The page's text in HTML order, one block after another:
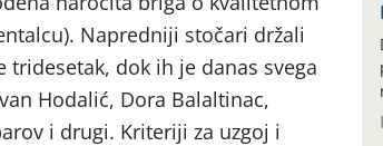
Napredniji stočari držali
dok ih je danas svega
Hodalić, Dora Balaltinac,
i drugi. Kriteriji za uzgoj i